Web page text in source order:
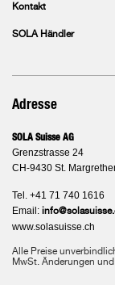
Kontakt
SOLA Händler
Adresse
SOLA Suisse AG
Grenzstrasse 24
CH-9430 St.
Tel. +41 71 740 1616
Email:
www.solasuisse.ch
Alle Preise
MwSt. Änderungen